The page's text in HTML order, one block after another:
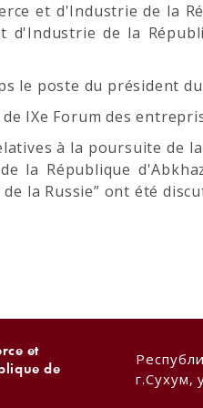
et d'Industrie de la
d'Industrie de la
le poste du président
IXe Forum des
à la poursuite de
la République
la Russie” ont été
et
de
г.Сухум,